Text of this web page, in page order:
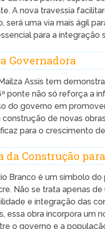
A nova travessia
será uma via mais ágil
para a
Governadora
Assis tem
ponte não só reforça a
do governo em
de novas
para o crescimento
Construção
Branco é um símbolo
Não se trata apenas
e integração das
essa obra incorpora um
o governo e a